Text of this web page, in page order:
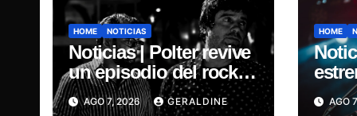
HOME NOTICIAS
Noticias | Polter revive
un episodio del rock
independiente chileno
con el lanzamiento de
AGO 7, 2026 GERALDINE
HOME
AGO